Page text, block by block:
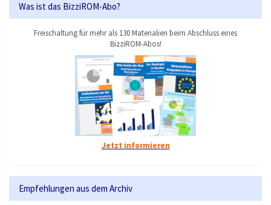
Was ist das BizziROM-Abo?
Freischaltung für mehr als 130 Materialien beim Abschluss eines
BizziROM-Abos!
Jetzt informieren
Empfehlungen aus dem Archiv